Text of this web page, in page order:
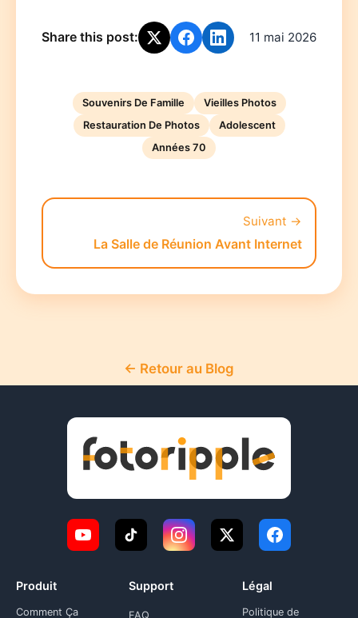
Share this post: 11 mai 2026
Souvenirs De Famille
Vieilles Photos
Restauration De Photos
Adolescent
Années 70
Suivant →
La Salle de Réunion Avant Internet
← Retour au Blog
Produit
Comment Ça
Support
FAQ
Légal
Politique de